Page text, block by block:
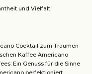
und Vielfalt
Cocktail zum Träumen
Kaffee Americano
Ein Genuss für die Sinne
perfektioniert